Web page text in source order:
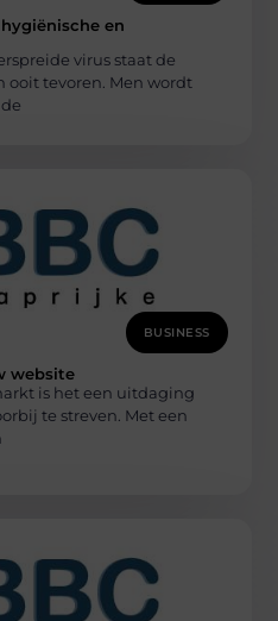
en
virus staat de
ooit tevoren. Men wordt
BUSINESS
website
is het een uitdaging
te streven. Met een